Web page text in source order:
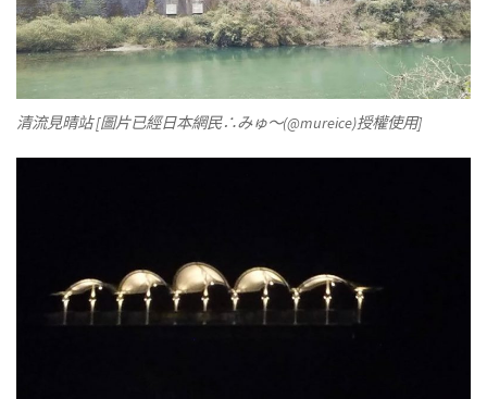
清流見晴站 [圖片已經日本網民∴みゅ～(@mureice)授權使用]